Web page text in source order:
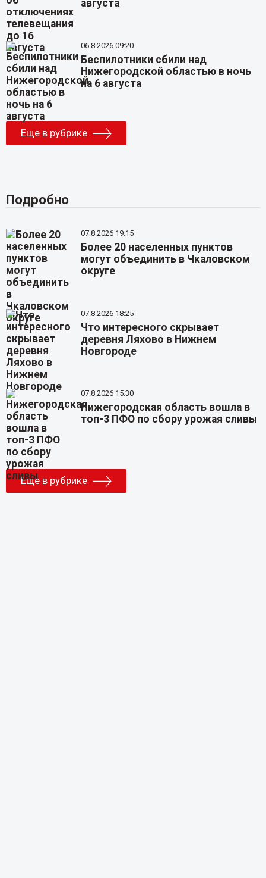
августа
06.8.2026 09:20
Беспилотники сбили над
Нижегородской областью в ночь
на 6 августа
Еще в рубрике
Подробно
07.8.2026 19:15
Более 20 населенных пунктов
могут объединить в Чкаловском
округе
07.8.2026 18:25
Что интересного скрывает
деревня Ляхово в Нижнем
Новгороде
07.8.2026 15:30
Нижегородская область вошла в
топ-3 ПФО по сбору урожая сливы
Еще в рубрике